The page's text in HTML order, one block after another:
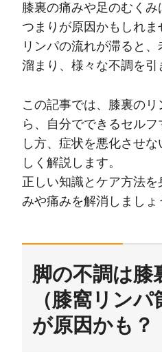
膝裏の痛みや足のむく
つまりが原因かもしれま
リンパの流れが滞ると
溜まり、様々な不調を引
この記事では、膝裏の
ら、自分でできるセル
し方、症状を悪化させ
しく解説します。
正しい知識とケア方法を
みや痛みを解消しましょ
脚の不調は膝
（膝窩リン
が原因かも？